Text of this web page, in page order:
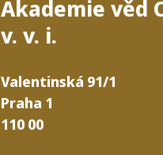
Akademie věd
v. v. i.
Valentinská 91/​1
Praha 1
110 00